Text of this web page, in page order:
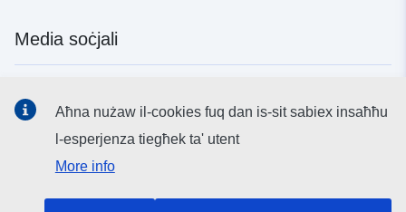
Media soċjali
L-istituzzjonijiet u l-korpi tal-UE
Aħna nużaw il-cookies fuq dan is-sit sabiex insaħħu
l-esperjenza tiegħek ta' utent
More info